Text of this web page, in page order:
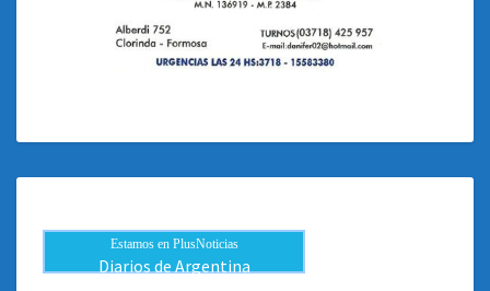
Estamos en PlusNoticias
Diarios de Argentina